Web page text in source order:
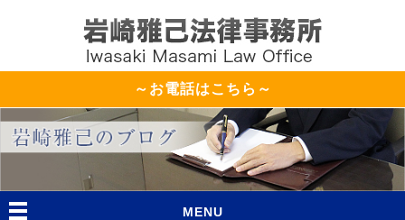
～お電話はこちら～
MENU